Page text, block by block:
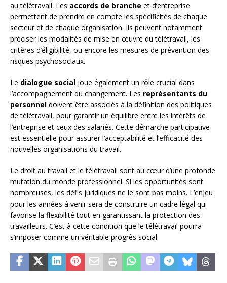
au télétravail. Les accords de branche et d’entreprise
permettent de prendre en compte les spécificités de chaque
secteur et de chaque organisation. Ils peuvent notamment
préciser les modalités de mise en œuvre du télétravail, les
critères d’éligibilité, ou encore les mesures de prévention des
risques psychosociaux.
Le dialogue social joue également un rôle crucial dans
l’accompagnement du changement. Les représentants du
personnel doivent être associés à la définition des politiques
de télétravail, pour garantir un équilibre entre les intérêts de
l’entreprise et ceux des salariés. Cette démarche participative
est essentielle pour assurer l’acceptabilité et l’efficacité des
nouvelles organisations du travail.
Le droit au travail et le télétravail sont au cœur d’une profonde
mutation du monde professionnel. Si les opportunités sont
nombreuses, les défis juridiques ne le sont pas moins. L’enjeu
pour les années à venir sera de construire un cadre légal qui
favorise la flexibilité tout en garantissant la protection des
travailleurs. C’est à cette condition que le télétravail pourra
s’imposer comme un véritable progrès social.